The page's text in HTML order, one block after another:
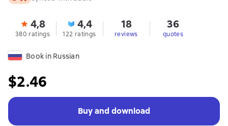
4,8
380 ratings
4,4
122 ratings
18
reviews
36
quotes
Book in Russian
$2.46
Buy and download